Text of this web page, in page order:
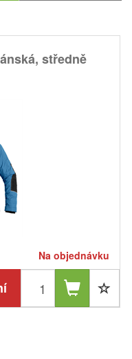
středně
Na objednávku